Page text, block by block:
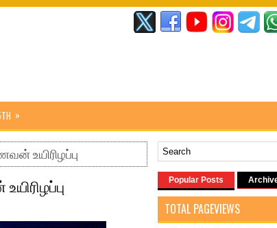
»
உயிரிழப்பு
Popular Posts
TOTAL PAGEVIEWS